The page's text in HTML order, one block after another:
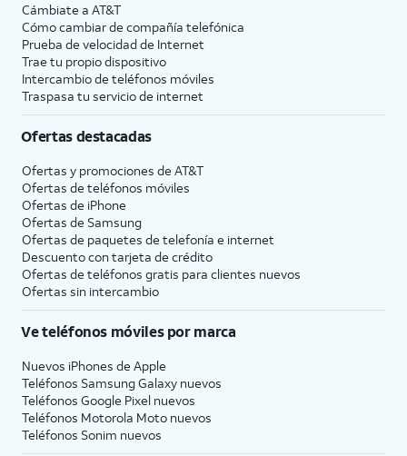
Cámbiate a AT&T
Cómo cambiar de compañía telefónica
Prueba de velocidad de Internet
Trae tu propio dispositivo
Intercambio de teléfonos móviles
Traspasa tu servicio de internet
Ofertas destacadas
Ofertas y promociones de AT&T
Ofertas de teléfonos móviles
Ofertas de iPhone
Ofertas de Samsung
Ofertas de paquetes de telefonía e internet
Descuento con tarjeta de crédito
Ofertas de teléfonos gratis para clientes nuevos
Ofertas sin intercambio
Ve teléfonos móviles por marca
Nuevos iPhones de Apple
Teléfonos Samsung Galaxy nuevos
Teléfonos Google Pixel nuevos
Teléfonos Motorola Moto nuevos
Teléfonos Sonim nuevos